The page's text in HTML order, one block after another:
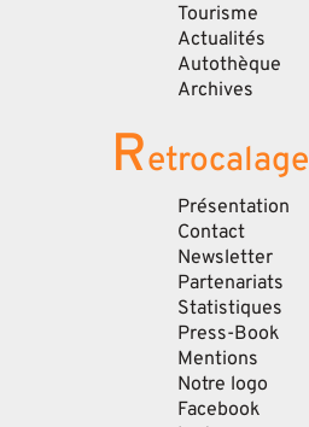
Tourisme
Actualités
Autothèque
Archives
Retrocalage
Présentation
Contact
Newsletter
Partenariats
Statistiques
Press-Book
Mentions
Notre logo
Facebook